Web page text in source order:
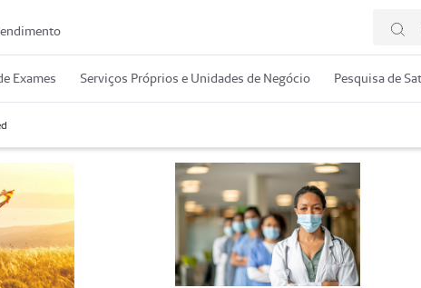
Exames Serviços Próprios e Unidades de Negócio Pesquisa de